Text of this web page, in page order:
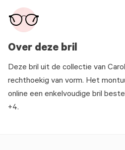
Over deze bril
Deze bril uit de collectie van
rechthoekig van vorm. Het
online een enkelvoudige bril
+4.